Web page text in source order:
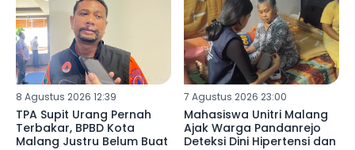
8 Agustus 2026 12:39
TPA Supit Urang Pernah
Terbakar, BPBD Kota
Malang Justru Belum Buat
7 Agustus 2026 23:00
Mahasiswa Unitri Malang
Ajak Warga Pandanrejo
Deteksi Dini Hipertensi dan